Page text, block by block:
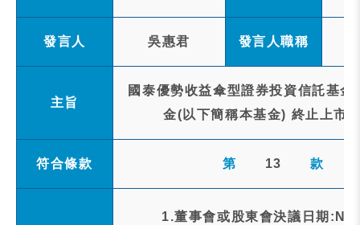
發言人 吳惠君 發言人職稱
主旨
國泰優勢收益傘型證券投資信託基
金(以下簡稱本基金) 終止上市
符合條款 第 13 款
1.董事會或股東會決議日期:NA